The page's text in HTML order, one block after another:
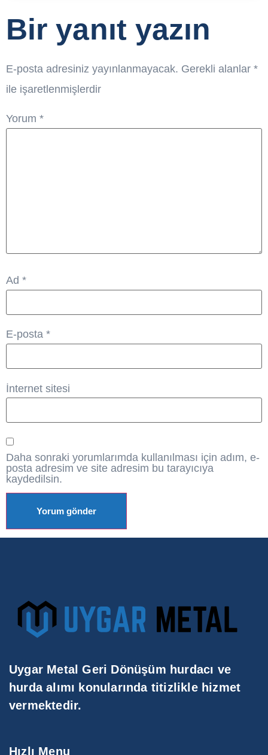
Bir yanıt yazın
E-posta adresiniz yayınlanmayacak. Gerekli alanlar *
ile işaretlenmişlerdir
Yorum *
Ad *
E-posta *
İnternet sitesi
Daha sonraki yorumlarımda kullanılması için adım, e-
posta adresim ve site adresim bu tarayıcıya
kaydedilsin.
Uygar Metal Geri Dönüşüm hurdacı ve
hurda alımı konularında titizlikle hizmet
vermektedir.
Hızlı Menu